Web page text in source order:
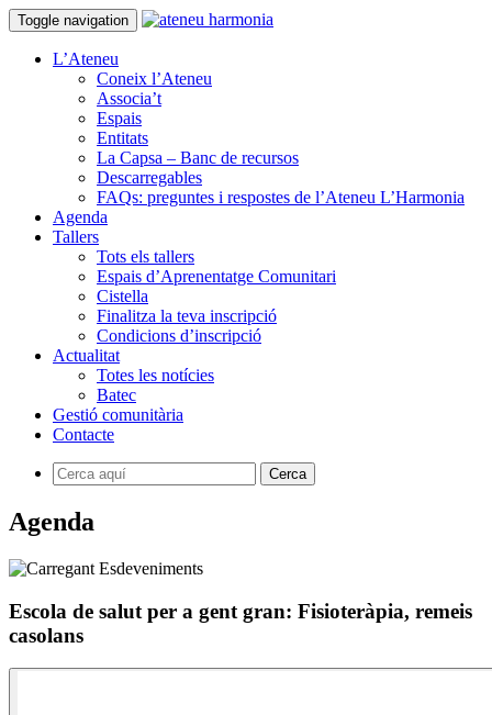
Toggle navigation
L’Ateneu
Coneix l’Ateneu
Associa’t
Espais
Entitats
La Capsa – Banc de recursos
Descarregables
FAQs: preguntes i respostes de l’Ateneu L’Harmonia
Agenda
Tallers
Tots els tallers
Espais d’Aprenentatge Comunitari
Cistella
Finalitza la teva inscripció
Condicions d’inscripció
Actualitat
Totes les notícies
Batec
Gestió comunitària
Contacte
Agenda
Escola de salut per a gent gran: Fisioteràpia, remeis
casolans